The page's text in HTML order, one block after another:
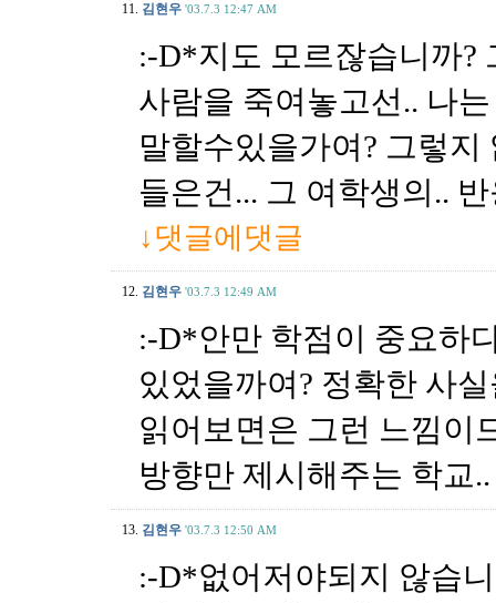
11. 김현우 '03.7.3 12:47 AM
:-D*지도 모르잖습니까?
사람을 죽여놓고선.. 나
말할수있을가여? 그렇
들은건... 그 여학생의..
↓댓글에댓글
12. 김현우 '03.7.3 12:49 AM
:-D*안만 학점이 중요하
있었을까여? 정확한 사
읽어보면은 그런 느낌이
방향만 제시해주는 학교
13. 김현우 '03.7.3 12:50 AM
:-D*없어저야되지 않습